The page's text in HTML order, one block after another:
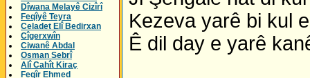
Dîwana Melayê Cizîrî
Feqîyê Teyra
Celadet Elî Bedirxan
Cîgerxwîn
Ciwanê Abdal
Osman Sebrî
Alî Cahît Kiraç
Feqîr Ehmed
Kezeva yarê bi kul
Ê dil day e yarê